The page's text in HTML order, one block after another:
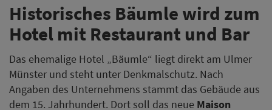
Historisches Bäumle wird zum
Hotel mit Restaurant und Bar
Das ehemalige Hotel „Bäumle“ liegt direkt am Ulmer
Münster und steht unter Denkmalschutz. Nach
Angaben des Unternehmens stammt das Gebäude aus
dem 15. Jahrhundert. Dort soll das neue Maison